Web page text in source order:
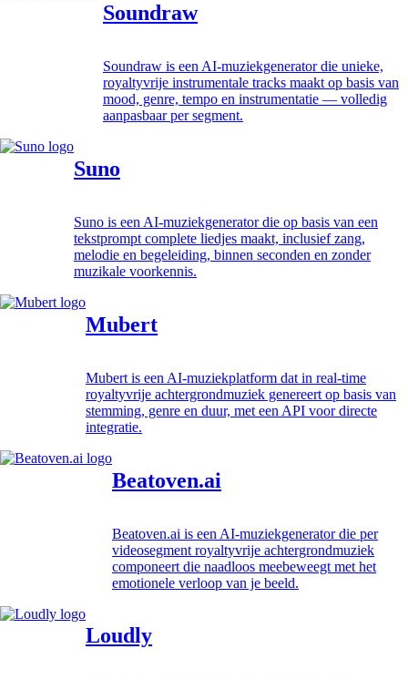
Soundraw
Soundraw is een AI-muziekgenerator die unieke,
royaltyvrije instrumentale tracks maakt op basis van
mood, genre, tempo en instrumentatie — volledig
aanpasbaar per segment.
Suno
Suno is een AI-muziekgenerator die op basis van een
tekstprompt complete liedjes maakt, inclusief zang,
melodie en begeleiding, binnen seconden en zonder
muzikale voorkennis.
Mubert
Mubert is een AI-muziekplatform dat in real-time
royaltyvrije achtergrondmuziek genereert op basis van
stemming, genre en duur, met een API voor directe
integratie.
Beatoven.ai
Beatoven.ai is een AI-muziekgenerator die per
videosegment royaltyvrije achtergrondmuziek
componeert die naadloos meebeweegt met het
emotionele verloop van je beeld.
Loudly